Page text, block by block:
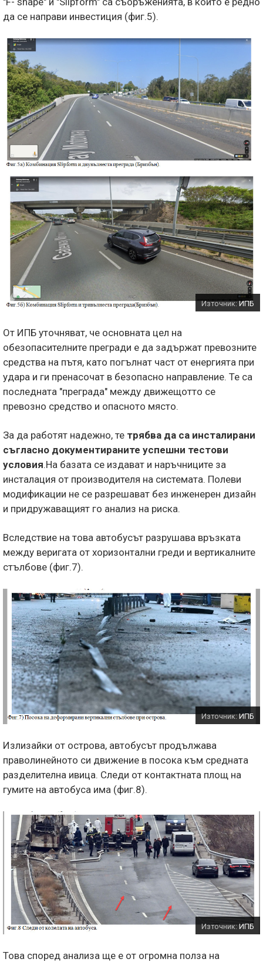
да се направи инвестиция (фиг.5).
Източник: ИПБ
От ИПБ уточняват, че основната цел на
обезопасителните прегради е да задържат превозните
средства на пътя, като погълнат част от енергията при
удара и ги пренасочат в безопасно направление. Те са
последната "преграда" между движещотто се
превозно средство и опасното място.
За да работят надежно, те трябва да са инсталирани
съгласно документираните успешни тестови
условия.На базата се издават и наръчниците за
инсталация от производителя на системата. Полеви
модификации не се разрешават без инженерен дизайн
и придружаващият го анализ на риска.
Вследствие на това автобусът разрушава връзката
между веригата от хоризонтални греди и вертикалните
стълбове (фиг.7).
Източник:ИПБ
Излизайки от острова, автобусът продължава
праволинейното си движение в посока към средната
разделителна ивица. Следи от контактната площ на
гумите на автобуса има (фиг.8).
Източник: ИПБ
Това според анализа ще е от огромна полза на